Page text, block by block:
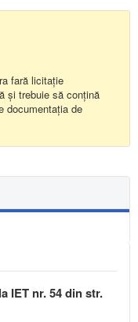
fară licitație
și trebuie să conțină
documentația de
IET nr. 54 din str.